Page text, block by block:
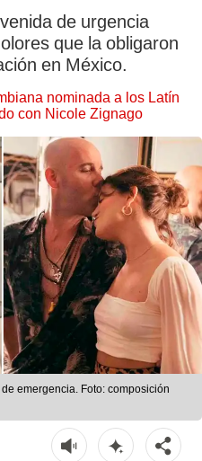
de urgencia
que la obligaron
en México.
nominada a los Latín
con Nicole Zignago
emergencia. Foto: composición